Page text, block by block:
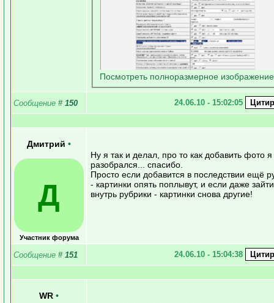
Посмотреть полноразмерное изображение
Сообщение # 150 24.06.10 - 15:02:05
Дмитрий •
Д
Участник форума
Ну я так и делал, про то как добавить фото я
разобрался... спасибо.
Просто если добавится в последствии ещё
- картинки опять поплывут, и если даже зайти
внутрь рубрики - картинки снова другие!
Сообщение # 151 24.06.10 - 15:04:38
WR •